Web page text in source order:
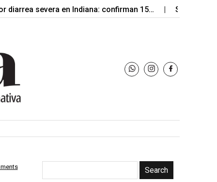
severa en Indiana: confirman 15… Sin Bandera